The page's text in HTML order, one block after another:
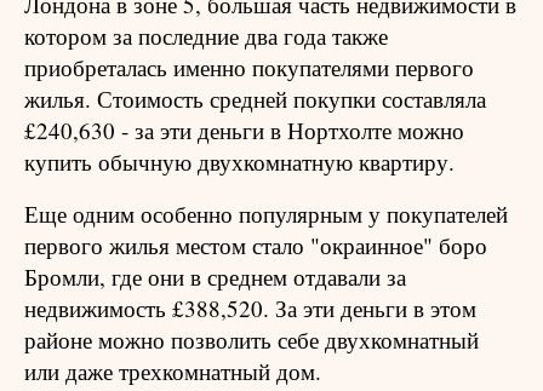
котором за последние два года также
приобреталась именно покупателями первого
жилья. Стоимость средней покупки составляла
£240,630 - за эти деньги в Нортхолте можно
купить обычную двухкомнатную квартиру.
Еще одним особенно популярным у покупателей
первого жилья местом стало "окраинное" боро
Бромли, где они в среднем отдавали за
недвижимость £388,520. За эти деньги в этом
районе можно позволить себе двухкомнатный
или даже трехкомнатный дом.